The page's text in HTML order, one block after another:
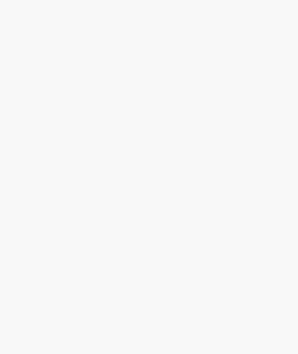
cho việc gì?
như bảng dưới.